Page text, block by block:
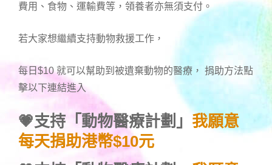
費用、食物、運輸費等，領養者亦無須支付。
若大家想繼續支持動物救援工作，
每日$10 就可以幫助到被遺棄動物的醫療， 捐助方法點
擊以下連結進入
💗支持「動物醫療計劃」 我願意
每天捐助港幣$10元